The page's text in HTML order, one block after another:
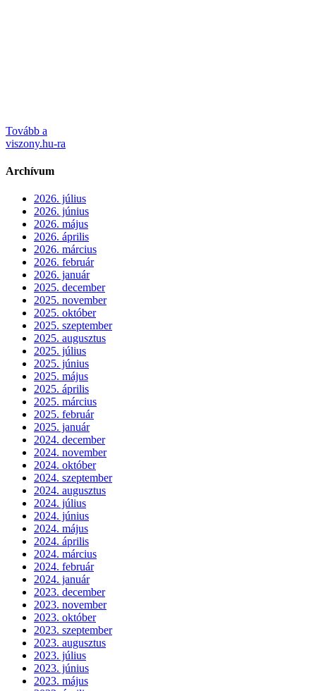
Tovább a
viszony.hu-ra
Archívum
2026. július
2026. június
2026. május
2026. április
2026. március
2026. február
2026. január
2025. december
2025. november
2025. október
2025. szeptember
2025. augusztus
2025. július
2025. június
2025. május
2025. április
2025. március
2025. február
2025. január
2024. december
2024. november
2024. október
2024. szeptember
2024. augusztus
2024. július
2024. június
2024. május
2024. április
2024. március
2024. február
2024. január
2023. december
2023. november
2023. október
2023. szeptember
2023. augusztus
2023. július
2023. június
2023. május